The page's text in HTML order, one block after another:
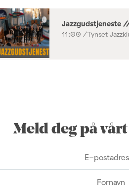
Jazzgudstjeneste
11:00 /Tynset
Meld deg på